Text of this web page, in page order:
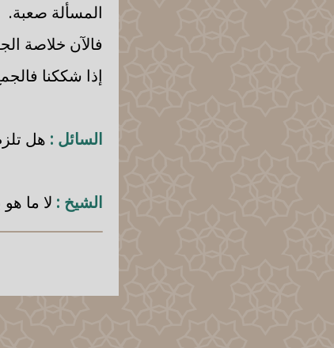
المسألة صعبة.
فالآن خلاصة
إذا شككنا
السائل : هل
الشيخ : لا ما